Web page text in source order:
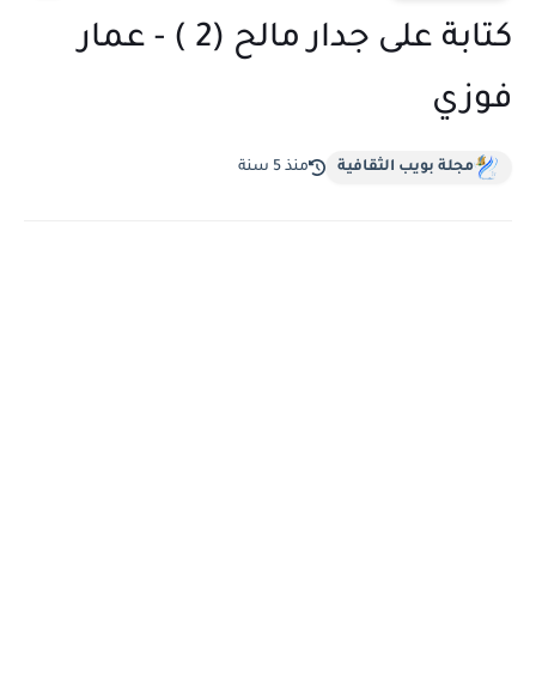
كتابة على جدار مالح (2 ) - عمار
فوزي
مجلة بويب الثقافية منذ 5 سنة